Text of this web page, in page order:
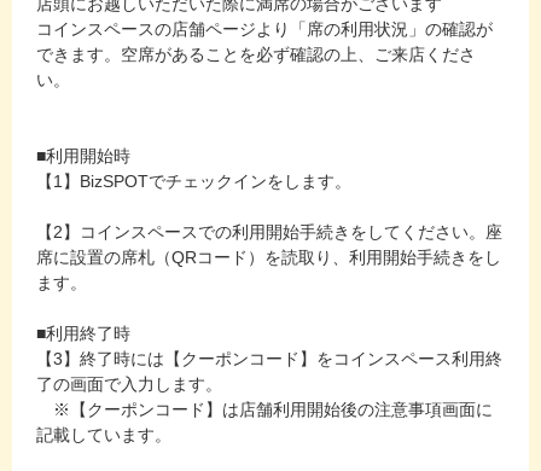
店頭にお越しいただいた際に満席の場合がございます
コインスペースの店舗ページより「席の利用状況」の確認が
できます。空席があることを必ず確認の上、ご来店くださ
い。
■利用開始時
【1】BizSPOTでチェックインをします。
【2】コインスペースでの利用開始手続きをしてください。座
席に設置の席札（QRコード）を読取り、利用開始手続きをし
ます。
■利用終了時
【3】終了時には【クーポンコード】をコインスペース利用終
了の画面で入力します。
※【クーポンコード】は店舗利用開始後の注意事項画面に
記載しています。